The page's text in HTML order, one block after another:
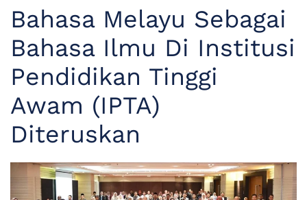
Bahasa Melayu Sebagai
Bahasa Ilmu Di Institusi
Pendidikan Tinggi
Awam (IPTA)
Diteruskan